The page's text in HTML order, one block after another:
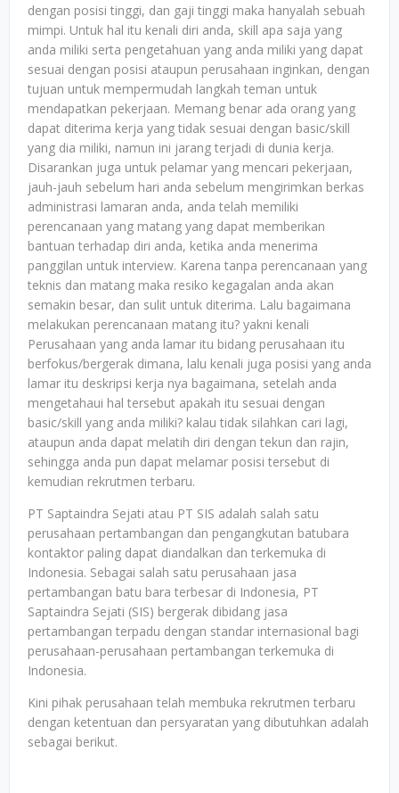
dengan posisi tinggi, dan gaji tinggi maka hanyalah sebuah
mimpi. Untuk hal itu kenali diri anda, skill apa saja yang
anda miliki serta pengetahuan yang anda miliki yang dapat
sesuai dengan posisi ataupun perusahaan inginkan, dengan
tujuan untuk mempermudah langkah teman untuk
mendapatkan pekerjaan. Memang benar ada orang yang
dapat diterima kerja yang tidak sesuai dengan basic/skill
yang dia miliki, namun ini jarang terjadi di dunia kerja.
Disarankan juga untuk pelamar yang mencari pekerjaan,
jauh-jauh sebelum hari anda sebelum mengirimkan berkas
administrasi lamaran anda, anda telah memiliki
perencanaan yang matang yang dapat memberikan
bantuan terhadap diri anda, ketika anda menerima
panggilan untuk interview. Karena tanpa perencanaan yang
teknis dan matang maka resiko kegagalan anda akan
semakin besar, dan sulit untuk diterima. Lalu bagaimana
melakukan perencanaan matang itu? yakni kenali
Perusahaan yang anda lamar itu bidang perusahaan itu
berfokus/bergerak dimana, lalu kenali juga posisi yang anda
lamar itu deskripsi kerja nya bagaimana, setelah anda
mengetahaui hal tersebut apakah itu sesuai dengan
basic/skill yang anda miliki? kalau tidak silahkan cari lagi,
ataupun anda dapat melatih diri dengan tekun dan rajin,
sehingga anda pun dapat melamar posisi tersebut di
kemudian rekrutmen terbaru.
PT Saptaindra Sejati atau PT SIS adalah salah satu
perusahaan pertambangan dan pengangkutan batubara
kontaktor paling dapat diandalkan dan terkemuka di
Indonesia. Sebagai salah satu perusahaan jasa
pertambangan batu bara terbesar di Indonesia, PT
Saptaindra Sejati (SIS) bergerak dibidang jasa
pertambangan terpadu dengan standar internasional bagi
perusahaan-perusahaan pertambangan terkemuka di
Indonesia.
Kini pihak perusahaan telah membuka rekrutmen terbaru
dengan ketentuan dan persyaratan yang dibutuhkan adalah
sebagai berikut.